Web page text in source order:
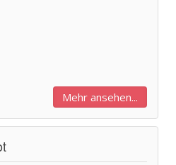
Mehr ansehen...